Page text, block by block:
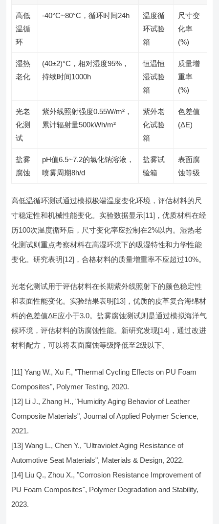
高低
温循
环
-40°C~80°C，循环时间24h
温度循
环试验
箱
尺寸变
化率
(%)
湿热
老化
(40±2)°C，相对湿度95%，
持续时间1000h
恒温恒
湿试验
箱
质量增
重率
(%)
光老
化测
试
紫外线照射强度0.55W/m²，
累计辐射量500kWh/m²
紫外老
化试验
箱
色差值
(ΔE)
盐雾
腐蚀
pH值6.5~7.2的氯化钠溶液，
喷雾周期8h/d
盐雾试
验箱
表面腐
蚀等级
高低温循环测试通过模拟极端温度变化环境，评估材料的尺
寸稳定性和机械性能变化。实验数据显示[11]，优质材料在经
历100次温度循环后，尺寸变化率应控制在2%以内。湿热老
化测试则重点考察材料在高湿环境下的吸湿特性和力学性能
变化。研究表明[12]，合格材料的质量增重率不应超过10%。
光老化测试用于评估材料在长期紫外线照射下的颜色稳定性
和表面性能变化。实验结果表明[13]，优质的皮革复合海绵材
料的色差值ΔE应小于3.0。盐雾腐蚀测试则是通过模拟海洋气
候环境，评估材料的防腐蚀性能。新研究发现[14]，通过改进
材料配方，可以将表面腐蚀等级降低至2级以下。
[11] Yang W., Xu F., "Thermal Cycling Effects on PU Foam
Composites", Polymer Testing, 2020.
[12] Li J., Zhang H., "Humidity Aging Behavior of Leather
Composite Materials", Journal of Applied Polymer Science,
2021.
[13] Wang L., Chen Y., "Ultraviolet Aging Resistance of
Automotive Seat Materials", Materials & Design, 2022.
[14] Liu Q., Zhou X., "Corrosion Resistance Improvement of
PU Foam Composites", Polymer Degradation and Stability,
2023.